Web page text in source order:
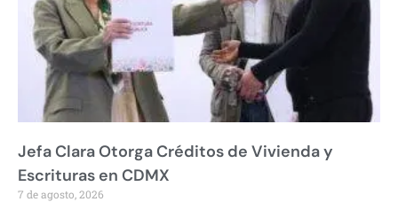
Jefa Clara Otorga Créditos de Vivienda y
Escrituras en CDMX
7 de agosto, 2026